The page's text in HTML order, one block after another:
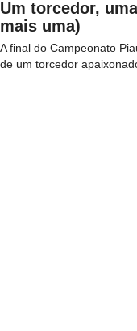
Um torcedor,
mais uma)
A final do Campeonato
de um torcedor